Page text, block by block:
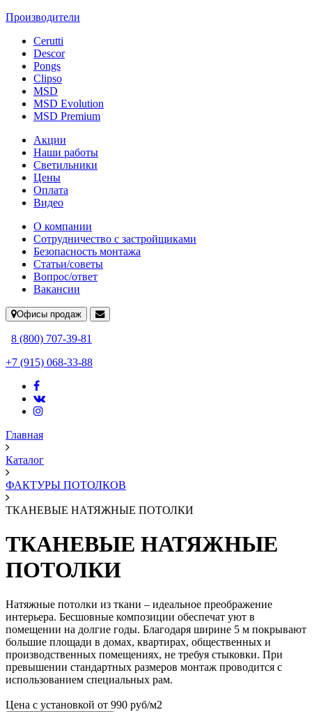
Производители
Cerutti
Descor
Pongs
Clipso
MSD
MSD Evolution
MSD Premium
Акции
Наши работы
Светильники
Цены
Оплата
Видео
О компании
Сотрудничество с застройщиками
Безопасность монтажа
Статьи/советы
Вопрос/ответ
Вакансии
Офисы продаж
8 (800) 707-39-81
+7 (915) 068-33-88
Главная
Каталог
ФАКТУРЫ ПОТОЛКОВ
ТКАНЕВЫЕ НАТЯЖНЫЕ ПОТОЛКИ
ТКАНЕВЫЕ НАТЯЖНЫЕ
ПОТОЛКИ
Натяжные потолки из ткани – идеальное преображение
интерьера. Бесшовные композиции обеспечат уют в
помещении на долгие годы. Благодаря ширине 5 м покрывают
большие площади в домах, квартирах, общественных и
производственных помещениях, не требуя стыковки. При
превышении стандартных размеров монтаж проводится с
использованием специальных рам.
Цена с установкой от 990 руб/м2